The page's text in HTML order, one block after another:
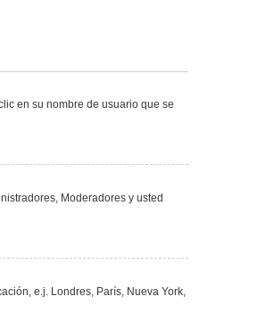
en su nombre de usuario que se
Moderadores y usted
e.j. Londres, París, Nueva York,